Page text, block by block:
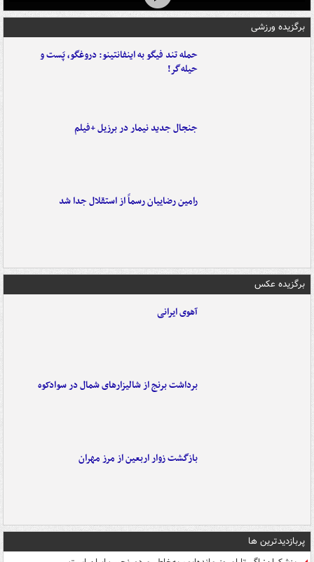
برگزیده ورزشی
حمله تند فیگو به اینفانتینو: دروغگو، پَست‌ و
حیله‌گر!
جنجال جدید نیمار در برزیل +فیلم
رامین رضاییان رسماً از استقلال جدا شد
برگزیده عکس
آهوی ایرانی
برداشت برنج از شالیزارهای شمال در سوادکوه
بازگشت زوار اربعین از مرز مهران
پربازدیدترین ها